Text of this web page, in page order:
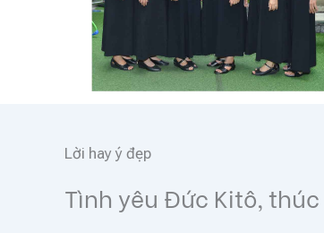
Lời hay ý đẹp
Tình yêu Đức Kitô,